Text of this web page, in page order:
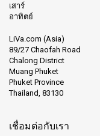
เสาร์
อาทิตย์
LiVa.com (Asia)
89/27 Chaofah Road
Chalong District
Muang Phuket
Phuket Province
Thailand, 83130
เชื่อมต่อกับเรา